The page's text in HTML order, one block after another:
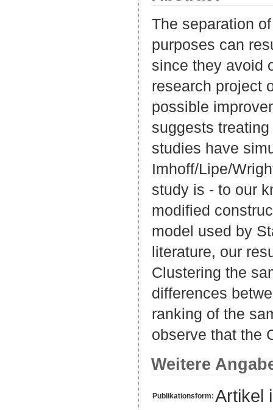
The separation
purposes can
since they avoid
research project
possible
suggests
studies have
Imhoff/Lipe/
study is - to our
modified
model used by
literature, our
Clustering the
differences
ranking of the
observe that the
Weitere
Publikationsform: Artikel